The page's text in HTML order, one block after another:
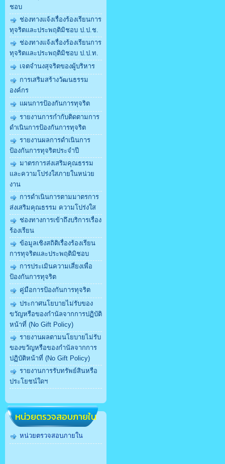
ชอบ
ช่องทางแจ้งเรื่องร้องเรียนการ
ทุจริตและประพฤติมิชอบ ป.ป.ช.
ช่องทางแจ้งเรื่องร้องเรียนการ
ทุจริตและประพฤติมิชอบ ป.ป.ท.
เจตจำนงสุจริตของผู้บริหาร
การเสริมสร้างวัฒนธรรม
องค์กร
แผนการป้องกันการทุจริต
รายงานการกำกับติดตามการ
ดำเนินการป้องกันการทุจริต
รายงานผลการดำเนินการ
ป้องกันการทุจริตประจำปี
มาตรการส่งเสริมคุณธรรม
และความโปร่งใสภายในหน่วย
งาน
การดำเนินการตามมาตรการ
ส่งเสริมคุณธรรม ความโปร่งใส
ช่องทางการเข้าถึงบริการเรื่อง
ร้องเรียน
ข้อมูลเชิงสถิติเรื่องร้องเรียน
การทุจริตและประพฤติมิชอบ
การประเมินความเสี่ยงเพื่อ
ป้องกันการทุจริต
คู่มือการป้องกันการทุจริต
ประกาศนโยบายไม่รับของ
ขวัญหรือของกำนัลจากการปฏิบัติ
หน้าที่ (No Gift Policy)
รายงานผลตามนโยบายไม่รับ
ของขวัญหรือของกำนัลจากการ
ปฏิบัติหน้าที่ (No Gift Policy)
รายงานการรับทรัพย์สินหรือ
ประโยชน์ใดฯ
หน่วยตรวจสอบภายใน
หน่วยตรวจสอบภายใน